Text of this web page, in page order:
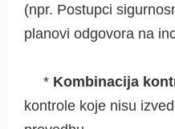
(npr. Postupci
planovi odgovora na
* Kombinacija
kontrole koje nisu